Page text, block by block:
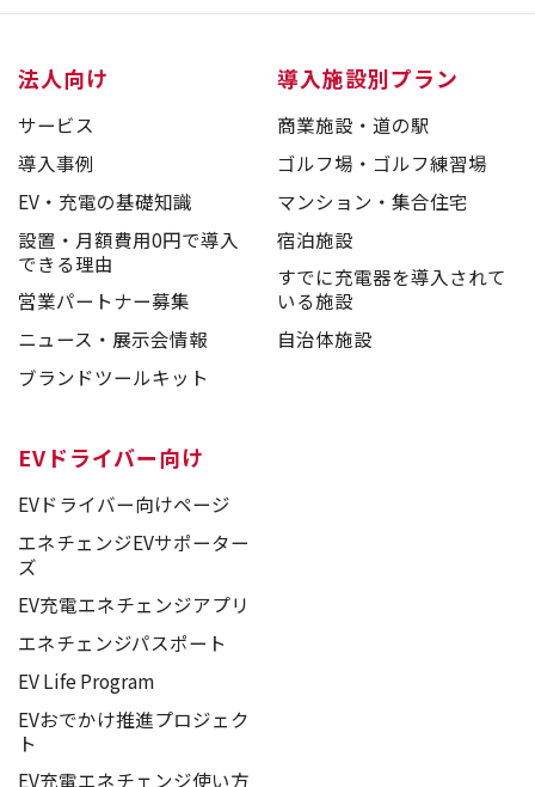
法人向け
サービス
導入事例
EV・充電の基礎知識
設置・月額費用0円で導入
できる理由
営業パートナー募集
ニュース・展示会情報
ブランドツールキット
導入施設別プラン
商業施設・道の駅
ゴルフ場・ゴルフ練習場
マンション・集合住宅
宿泊施設
すでに充電器を導入されて
いる施設
自治体施設
EVドライバー向け
EVドライバー向けページ
エネチェンジEVサポーター
ズ
EV充電エネチェンジアプリ
エネチェンジパスポート
EV Life Program
EVおでかけ推進プロジェク
ト
EV充電エネチェンジ使い方